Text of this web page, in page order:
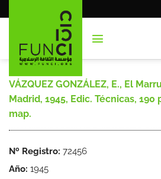
al
VÁZQUEZ GONZÁLEZ, E., El
Madrid, 1945, Edic. Técnicas, 190
map.
Nº Registro: 72456
Año: 1945